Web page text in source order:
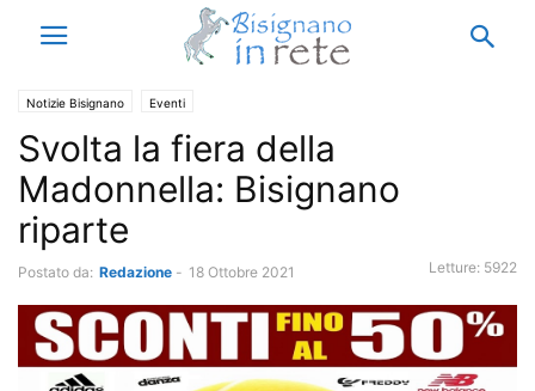
Notizie Bisignano Eventi
Svolta la fiera della
Madonnella: Bisignano
riparte
Postato da: Redazione - 18 Ottobre 2021 Letture: 5922